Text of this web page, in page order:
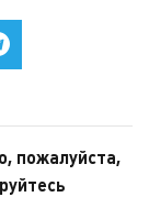
пожалуйста,